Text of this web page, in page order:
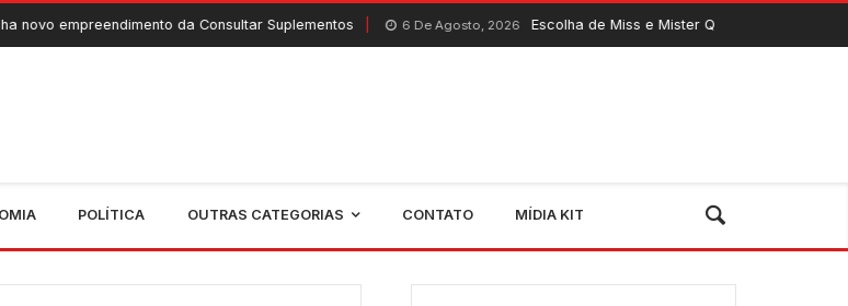
da Consultar Suplementos 6 De Agosto, 2026 Escolha de Miss e Mister Quixeramobim 2026 acontece
POLÍTICA OUTRAS CATEGORIAS CONTATO MÍDIA KIT